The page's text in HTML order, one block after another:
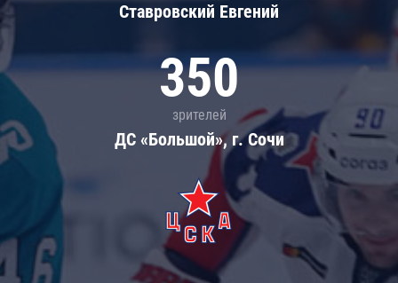
Ставровский Евгений
350
зрителей
ДС «Большой», г. Сочи